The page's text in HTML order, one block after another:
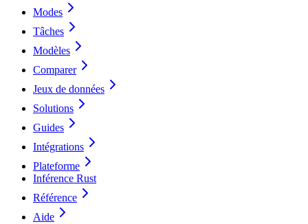
Modes
Tâches
Modèles
Comparer
Jeux de données
Solutions
Guides
Intégrations
Plateforme
Inférence Rust
Référence
Aide